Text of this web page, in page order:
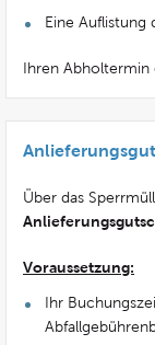
Eine Auflistung
Ihren
Über das
Voraussetzung:
Ihr